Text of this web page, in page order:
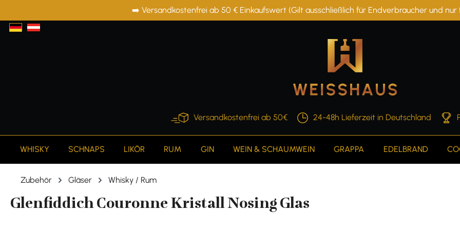
Zur Hauptnavigation springen➡️ Versandkostenfrei ab 50 € Einkaufswert (Gilt ausschließlich für Endverbraucher und
Versandkostenfrei ab 50€ 24-48h Lieferzeit in Deutschland
WHISKY SCHNAPS LIKÖR RUM GIN WEIN & SCHAUMWEIN GRAPPA EDELBRAND
Zubehör Gläser Whisky / Rum
Glenfiddich Couronne Kristall Nosing Glas